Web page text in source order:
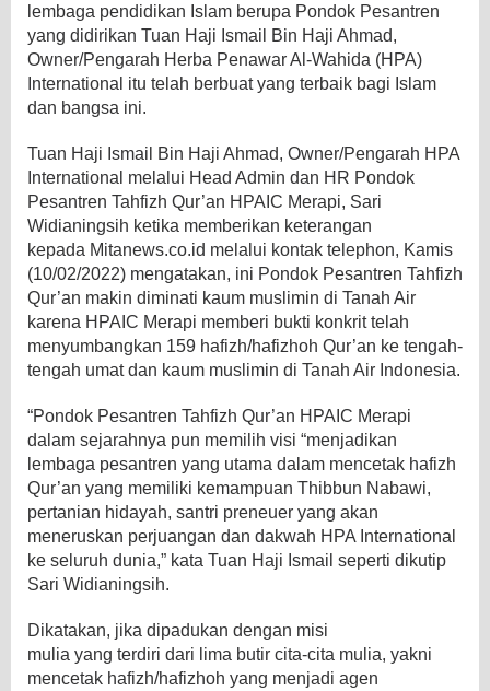
lembaga pendidikan Islam berupa Pondok Pesantren
yang didirikan Tuan Haji Ismail Bin Haji Ahmad,
Owner/Pengarah Herba Penawar Al-Wahida (HPA)
International itu telah berbuat yang terbaik bagi Islam
dan bangsa ini.
Tuan Haji Ismail Bin Haji Ahmad, Owner/Pengarah HPA
International melalui Head Admin dan HR Pondok
Pesantren Tahfizh Qur’an HPAIC Merapi, Sari
Widianingsih ketika memberikan keterangan
kepada Mitanews.co.id melalui kontak telephon, Kamis
(10/02/2022) mengatakan, ini Pondok Pesantren Tahfizh
Qur’an makin diminati kaum muslimin di Tanah Air
karena HPAIC Merapi memberi bukti konkrit telah
menyumbangkan 159 hafizh/hafizhoh Qur’an ke tengah-
tengah umat dan kaum muslimin di Tanah Air Indonesia.
“Pondok Pesantren Tahfizh Qur’an HPAIC Merapi
dalam sejarahnya pun memilih visi “menjadikan
lembaga pesantren yang utama dalam mencetak hafizh
Qur’an yang memiliki kemampuan Thibbun Nabawi,
pertanian hidayah, santri preneuer yang akan
meneruskan perjuangan dan dakwah HPA International
ke seluruh dunia,” kata Tuan Haji Ismail seperti dikutip
Sari Widianingsih.
Dikatakan, jika dipadukan dengan misi
mulia yang terdiri dari lima butir cita-cita mulia, yakni
mencetak hafizh/hafizhoh yang menjadi agen